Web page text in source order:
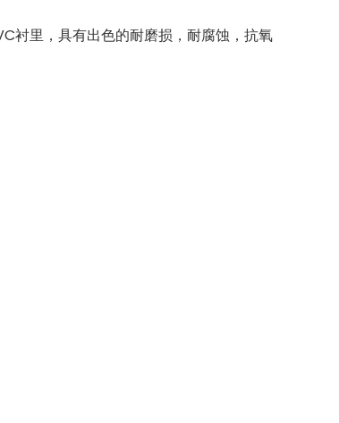
衬里，具有出色的耐磨损，耐腐蚀，抗氧